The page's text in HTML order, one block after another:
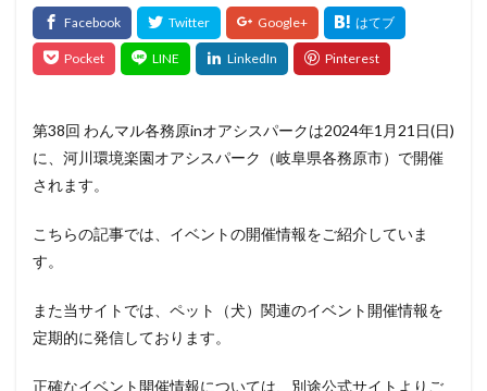
第38回 わんマル各務原inオアシスパークは2024年1月21日(日)
に、河川環境楽園オアシスパーク（岐阜県各務原市）で開催
されます。
こちらの記事では、イベントの開催情報をご紹介していま
す。
また当サイトでは、ペット（犬）関連のイベント開催情報を
定期的に発信しております。
正確なイベント開催情報については、別途公式サイトよりご